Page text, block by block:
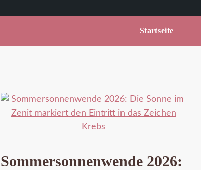
Startseite
Sommersonnenwende 2026: